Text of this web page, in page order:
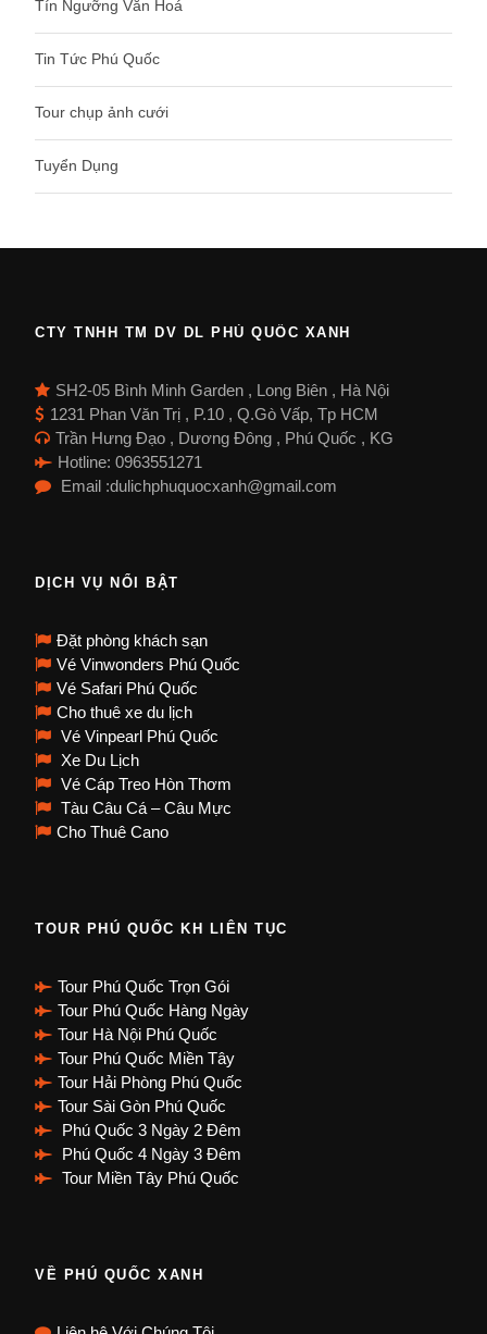
Tín Ngưỡng Văn Hoá
Tin Tức Phú Quốc
Tour chụp ảnh cưới
Tuyển Dụng
CTY TNHH TM DV DL PHÚ QUỐC XANH
SH2-05 Bình Minh Garden , Long Biên , Hà Nội
1231 Phan Văn Trị , P.10 , Q.Gò Vấp, Tp HCM
Trần Hưng Đạo , Dương Đông , Phú Quốc , KG
Hotline: 0963551271
Email :dulichphuquocxanh@gmail.com
DỊCH VỤ NỔI BẬT
Đặt phòng khách sạn
Vé Vinwonders Phú Quốc
Vé Safari Phú Quốc
Cho thuê xe du lịch
Vé Vinpearl Phú Quốc
Xe Du Lịch
Vé Cáp Treo Hòn Thơm
Tàu Câu Cá – Câu Mực
Cho Thuê Cano
TOUR PHÚ QUỐC KH LIÊN TỤC
Tour Phú Quốc Trọn Gói
Tour Phú Quốc Hàng Ngày
Tour Hà Nội Phú Quốc
Tour Phú Quốc Miền Tây
Tour Hải Phòng Phú Quốc
Tour Sài Gòn Phú Quốc
Phú Quốc 3 Ngày 2 Đêm
Phú Quốc 4 Ngày 3 Đêm
Tour Miền Tây Phú Quốc
VỀ PHÚ QUỐC XANH